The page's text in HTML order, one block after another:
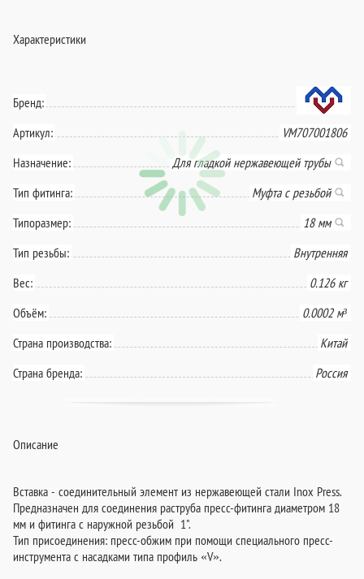
Характеристики
Бренд:
Артикул:
VM707001806
Назначение:
Для гладкой нержавеющей трубы
Тип фитинга:
Муфта с резьбой
Типоразмер:
18 мм
Тип резьбы:
Внутренняя
Вес:
0.126 кг
Объём:
0.0002 м³
Страна производства:
Китай
Страна бренда:
Россия
Описание
Вставка - соединительный элемент из нержавеющей стали Inox Press.
Предназначен для соединения раструба пресс-фитинга диаметром 18
мм и фитинга с наружной резьбой 1".
Тип присоединения: пресс-обжим при помощи специального пресс-
инструмента с насадками типа профиль «V».